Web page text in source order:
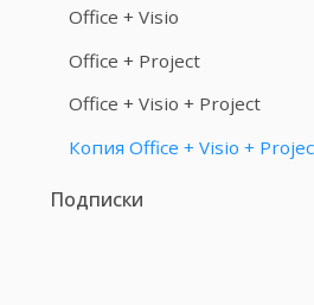
Office + Visio
Office + Project
Office + Visio + Project
Копия Office + Visio +
Подписки